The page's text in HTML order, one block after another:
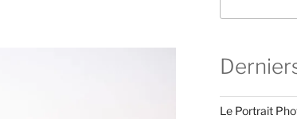
Le Portrait